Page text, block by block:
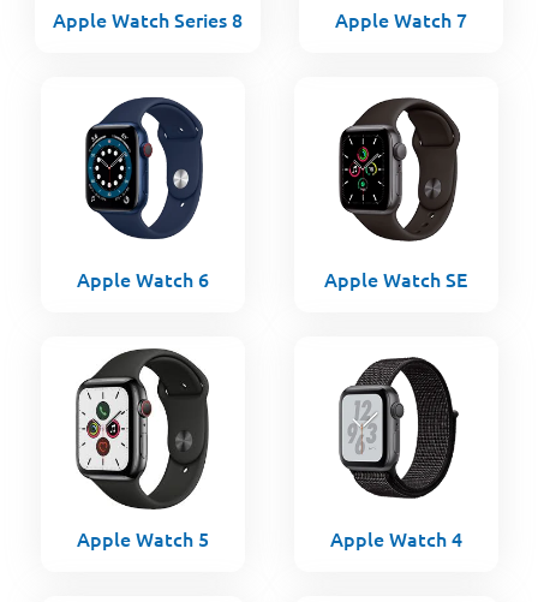
Apple Watch Series 8 Apple Watch 7
Apple Watch 6 Apple Watch SE
Apple Watch 5 Apple Watch 4